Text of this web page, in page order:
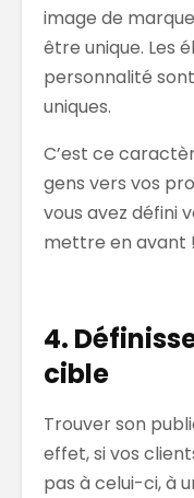
image de
être unique. Les
personnalité
uniques.
C’est ce
gens vers vos
vous avez défini
mettre en avant !
4.
cible
Trouver son
effet, si vos
pas à celui-ci, à